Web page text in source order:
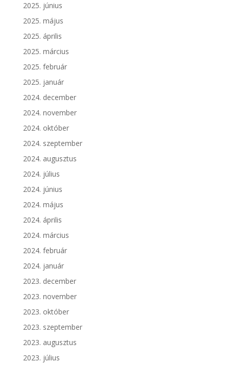
2025. június
2025. május
2025. április
2025. március
2025. február
2025. január
2024. december
2024. november
2024. október
2024. szeptember
2024. augusztus
2024. július
2024. június
2024. május
2024. április
2024. március
2024. február
2024. január
2023. december
2023. november
2023. október
2023. szeptember
2023. augusztus
2023. július